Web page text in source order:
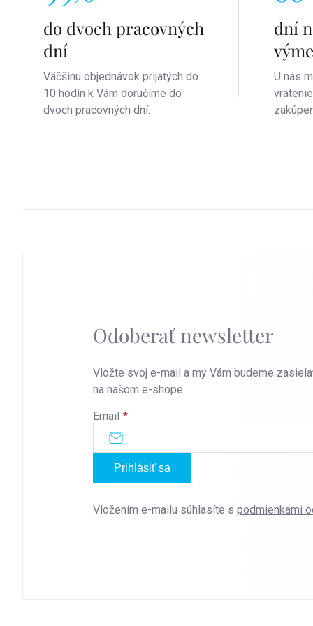
do dvoch pracovných
dní
Väčšinu objednávok prijatých do
10 hodín k Vám doručíme do
dvoch pracovných dní.
dní
U nás
Odoberať newsletter
Vložte svoj e-mail a my Vám budeme
na našom e-shope.
Email
Prihlásiť sa
Vložením e-mailu súhlasíte s podmienkami